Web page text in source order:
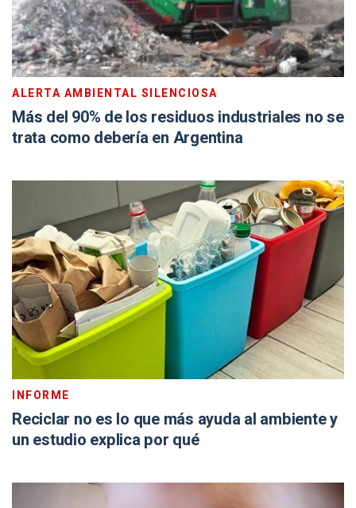
ALERTA AMBIENTAL SILENCIOSA
Más del 90% de los residuos industriales no se
trata como debería en Argentina
INFORME
Reciclar no es lo que más ayuda al ambiente y
un estudio explica por qué